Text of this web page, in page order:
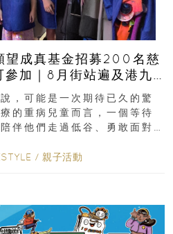
望成真基金招募200名慈
加｜8月街站遍及港九
，可能是一次期待已久的驚
的重病兒童而言，一個等待
伴他們走過低谷、勇敢面對
/ 親子活動